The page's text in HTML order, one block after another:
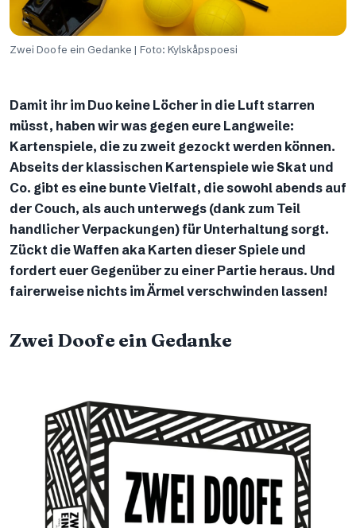
Zwei Doofe ein Gedanke | Foto: Kylskåpspoesi
Damit ihr im Duo keine Löcher in die Luft starren
müsst, haben wir was gegen eure Langweile:
Kartenspiele, die zu zweit gezockt werden können.
Abseits der klassischen Kartenspiele wie Skat und
Co. gibt es eine bunte Vielfalt, die sowohl abends auf
der Couch, als auch unterwegs (dank zum Teil
handlicher Verpackungen) für Unterhaltung sorgt.
Zückt die Waffen aka Karten dieser Spiele und
fordert euer Gegenüber zu einer Partie heraus. Und
fairerweise nichts im Ärmel verschwinden lassen!
Zwei Doofe ein Gedanke